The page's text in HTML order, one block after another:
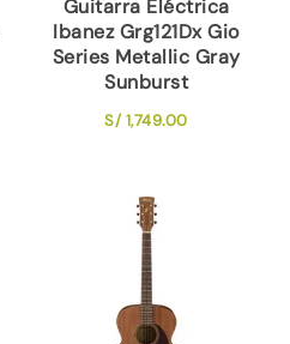
Guitarra Eléctrica
Ibanez Grg121Dx Gio
Series Metallic Gray
Sunburst
S/1,749.00